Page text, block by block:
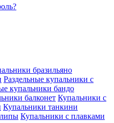
бразильяно
Раздельные купальники с
купальники бандо
балконет Купальники с
Купальники танкини
Купальники с плавками